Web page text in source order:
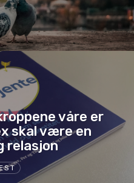
våre er
skal være en
relasjon